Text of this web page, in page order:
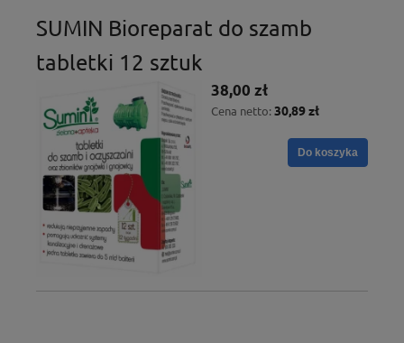
SUMIN Bioreparat do szamb
tabletki 12 sztuk
38,00 zł
Cena netto: 30,89 zł
Do koszyka